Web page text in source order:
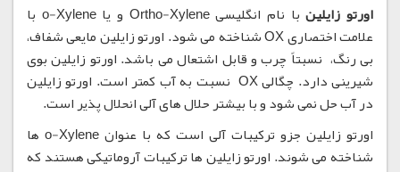
اورتو زایلین
با نام انگلیسی Ortho-Xylene و یا o-Xylene با
علامت اختصاری OX شناخته می شود. اورتو زایلین مایعی شفاف،
بی رنگ، نسبتاً چرب و قابل اشتعال می باشد. اورتو زایلین بوی
شیرینی دارد. چگالی OX نسبت به آب کمتر است. اورتو زایلین
در آب حل نمی شود و با بیشتر حلال های آلی انحلال پذیر است.
اورتو زایلین جزو ترکیبات آلی است که با عنوان o-Xylene ها
شناخته می شوند. اورتو زایلین ها ترکیبات آروماتیکی هستند که